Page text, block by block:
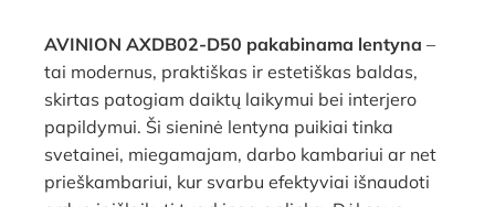
AVINION AXDB02-D50 pakabinama lentyna –
tai modernus, praktiškas ir estetiškas baldas,
skirtas patogiam daiktų laikymui bei interjero
papildymui. Ši sieninė lentyna puikiai tinka
svetainei, miegamajam, darbo kambariui ar net
prieškambariui, kur svarbu efektyviai išnaudoti